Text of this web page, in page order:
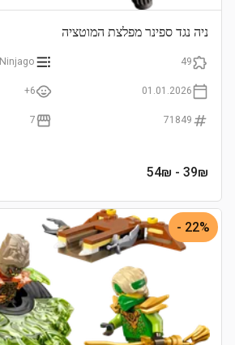
ניה נגד ספינר מפלצת המוטציה
49
Ninjago
01.01.2026
6+
71849
7
39₪
- 54₪
22% -